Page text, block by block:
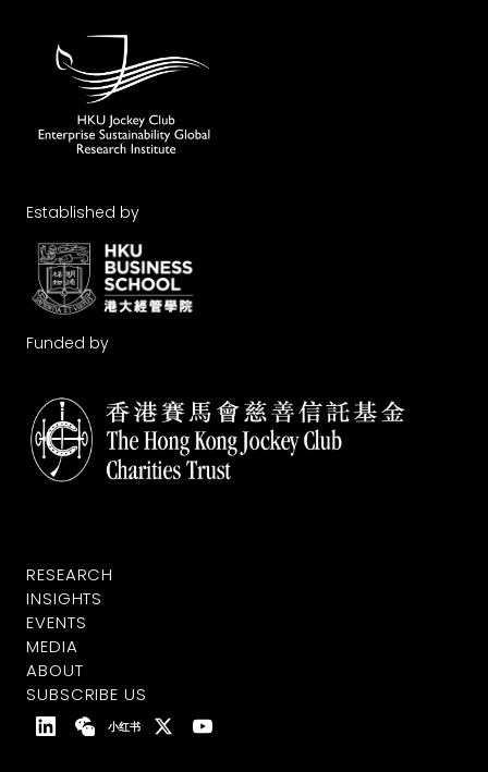
Established by
Funded by
RESEARCH
INSIGHTS
EVENTS
MEDIA
ABOUT
SUBSCRIBE US
小红书